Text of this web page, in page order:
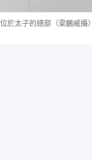
於太子的總部（梁鵬威攝）